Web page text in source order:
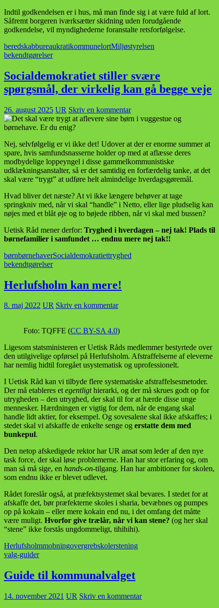
Indtil godkendelsen er i hus, må man finde sig i at være fuld af lort.
Såfremt borgeren iværksætter skidning uden forudgående
godkendelse, vil myndighederne foranstalte retsforfølgelse.
beredskabbureaukratikommunelortMiljøstyrelsen
bekendtgørelser
Socialdemokratiet stiller svære
spørgsmål, der virkelig kan gå begge veje
26. august 2025 UR Skriv en kommentar
Nej, selvfølgelig er vi ikke det! Udover at der er enorme summer at
spare, hvis samfundsnasserne holder op med at aflæsse deres
modbydelige loppeyngel i disse gammelkommunistiske
udklækningsanstalter, så er det samtidig en forfærdelig tanke, at det
skal være “trygt” at udføre helt almindelige hverdagsgøremål.
Hvad bliver det næste? At vi ikke længere behøver at tage
springkniv med, når vi skal “handle” i Netto, eller lige pludselig kan
nøjes med et blåt øje og to bøjede ribben, når vi skal med bussen?
Uetisk Råd mener derfor: Tryghed i hverdagen – nej tak! Plads til
børnefamilier i samfundet … endnu mere nej tak!!
børnbørnehaverSocialdemokratiettryghed
bekendtgørelser
Herlufsholm kan mere!
8. maj 2022 UR Skriv en kommentar
Foto: TQFFE (CC BY-SA 4.0)
Ligesom statsministeren er Uetisk Råds medlemmer bestyrtede over
den utilgivelige opførsel på Herlufsholm. Afstraffelserne af eleverne
har nemlig hidtil foregået usystematisk og uprofessionelt.
I Uetisk Råd kan vi tilbyde flere systematiske afstraffelsesmetoder.
Der må etableres etegentligthierarki, og der må skrues godt op for
utrygheden – den utryghed, der skal til for at hærde disse unge
mennesker. Hærdningen er vigtig for dem, når de engang skal
handle lidt aktier, for eksempel. Og sovesalene skal ikke afskaffes; i
stedet skal vi afskaffe de enkelte senge og erstatte dem med
bunkepul.
Den netop afskedigede rektor har UR ansat som leder af den nye
task force, der skal løse problemerne. Han har stor erfaring og, om
man så må sige, en hands-on-tilgang. Han har ambitioner for skolen,
som endnu ikke er blevet udlevet.
Rådet foreslår også, at præfektsystemet skal bevares. I stedet for at
afskaffe det, bør præfekterne skoles i sharia, bevæbnes og pumpes
op på kokain – eller mere kokain end nu, i det omfang det måtte
være muligt. Hvorfor give trælår, når vi kan stene? (og her skal
“stene” ikke forstås ungdommeligt, tihihihi).
Herlufsholmmobningovergrebskolerstening
valg-guider
Guide til kommunalvalget
14. november 2021 UR Skriv en kommentar